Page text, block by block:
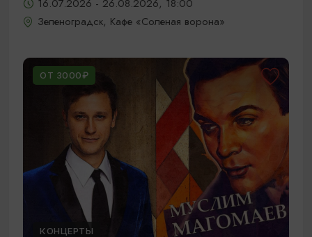
16.07.2026 - 26.08.2026, 18:00
Зеленоградск, Кафе «Соленая ворона»
ОТ 3000₽
КОНЦЕРТЫ